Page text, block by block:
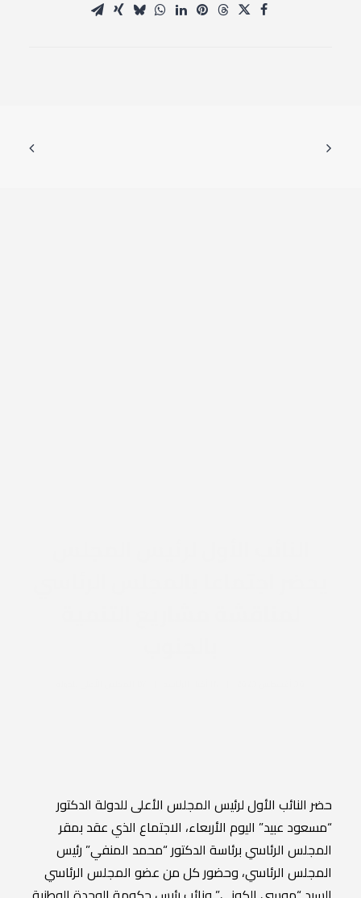
حضر النائب الأول لرئيس المجلس الأعلى للدولة الدكتور
“مسعود عبيد” اليوم الأربعاء، الاجتماع الذي عقد بمقر
المجلس الرئاسي برئاسة الدكتور “محمد المنفي” رئيس
المجلس الرئاسي، وحضور كل من عضو المجلس الرئاسي